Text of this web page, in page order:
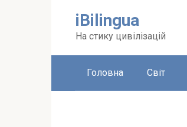
iBilingua
На стику цивілізацій
Головна Світ